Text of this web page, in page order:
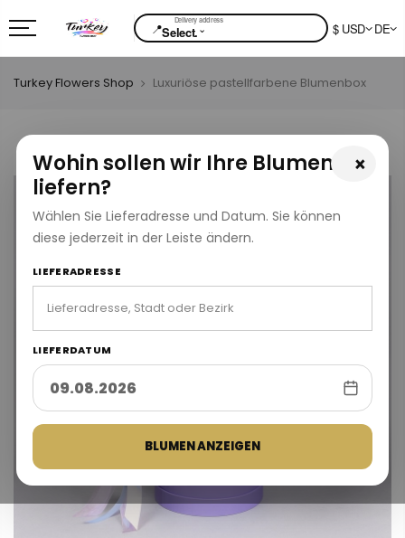
📍Select.⌄ $ USD DE
×
Wohin sollen wir Ihre Blumen
liefern?
Wählen Sie Lieferadresse und Datum. Sie können
diese jederzeit in der Leiste ändern.
LIEFERADRESSE
LIEFERDATUM
BLUMEN ANZEIGEN
Turkey Flowers Shop Luxuriöse pastellfarbene Blumenbox